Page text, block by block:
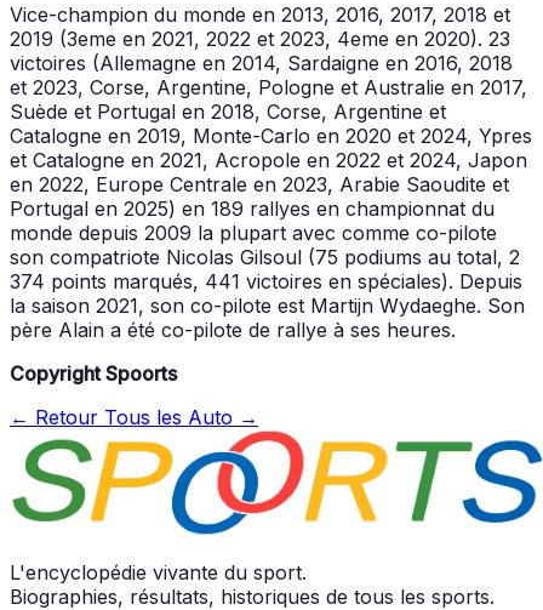
Vice-champion du monde en 2013, 2016, 2017, 2018 et
2019 (3eme en 2021, 2022 et 2023, 4eme en 2020). 23
victoires (Allemagne en 2014, Sardaigne en 2016, 2018
et 2023, Corse, Argentine, Pologne et Australie en 2017,
Suède et Portugal en 2018, Corse, Argentine et
Catalogne en 2019, Monte-Carlo en 2020 et 2024, Ypres
et Catalogne en 2021, Acropole en 2022 et 2024, Japon
en 2022, Europe Centrale en 2023, Arabie Saoudite et
Portugal en 2025) en 189 rallyes en championnat du
monde depuis 2009 la plupart avec comme co-pilote
son compatriote Nicolas Gilsoul (75 podiums au total, 2
374 points marqués, 441 victoires en spéciales). Depuis
la saison 2021, son co-pilote est Martijn Wydaeghe. Son
père Alain a été co-pilote de rallye à ses heures.
Copyright Spoorts
← Retour Tous les Auto →
L'encyclopédie vivante du sport.
Biographies, résultats, historiques de tous les sports.